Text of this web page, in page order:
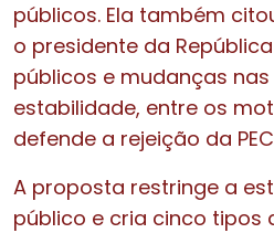
públicos. Ela também
o presidente da
públicos e mudanças
estabilidade, entre os
defende a rejeição da
A proposta restringe a
público e cria cinco tipos